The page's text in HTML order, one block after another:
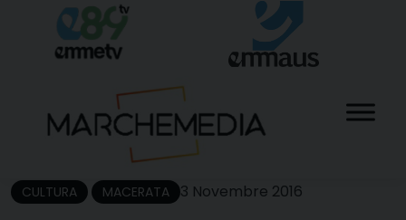
content
CULTURA MACERATA 3 Novembre 2016